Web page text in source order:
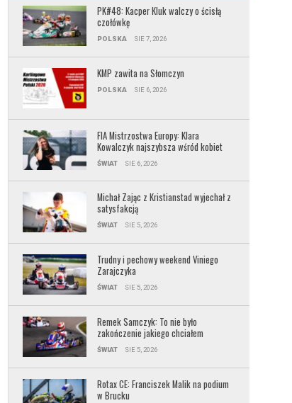
PK#48: Kacper Kluk walczy o ścisłą
czołówkę
POLSKA SIE 7, 2026
KMP zawita na Słomczyn
POLSKA SIE 6, 2026
FIA Mistrzostwa Europy: Klara
Kowalczyk najszybsza wśród kobiet
ŚWIAT SIE 6, 2026
Michał Zając z Kristianstad wyjechał z
satysfakcją
ŚWIAT SIE 5, 2026
Trudny i pechowy weekend Viniego
Zarajczyka
ŚWIAT SIE 5, 2026
Remek Samczyk: To nie było
zakończenie jakiego chciałem
ŚWIAT SIE 5, 2026
Rotax CE: Franciszek Malik na podium
w Brucku